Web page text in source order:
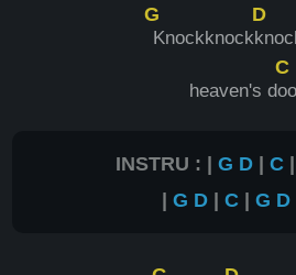
G
Knockknock
D
heaven's d
C
INSTRU : | G D | C |
| G D| C | G D